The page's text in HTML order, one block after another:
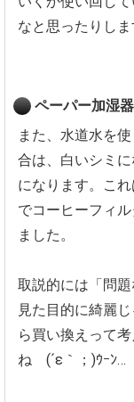
なと思ったりしま
ペーパー加湿
また、水道水を
合は、白いシミ
になります。こ
でコーヒーフィ
ました。
取説的には「問題
見た目的に綺麗
ら買い換えって
ね (´ε｀；)ｳｰﾝ…